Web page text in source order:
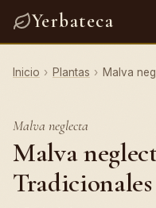
Yerbateca
Inicio › Plantas › Malva
Malva neglecta
Malva